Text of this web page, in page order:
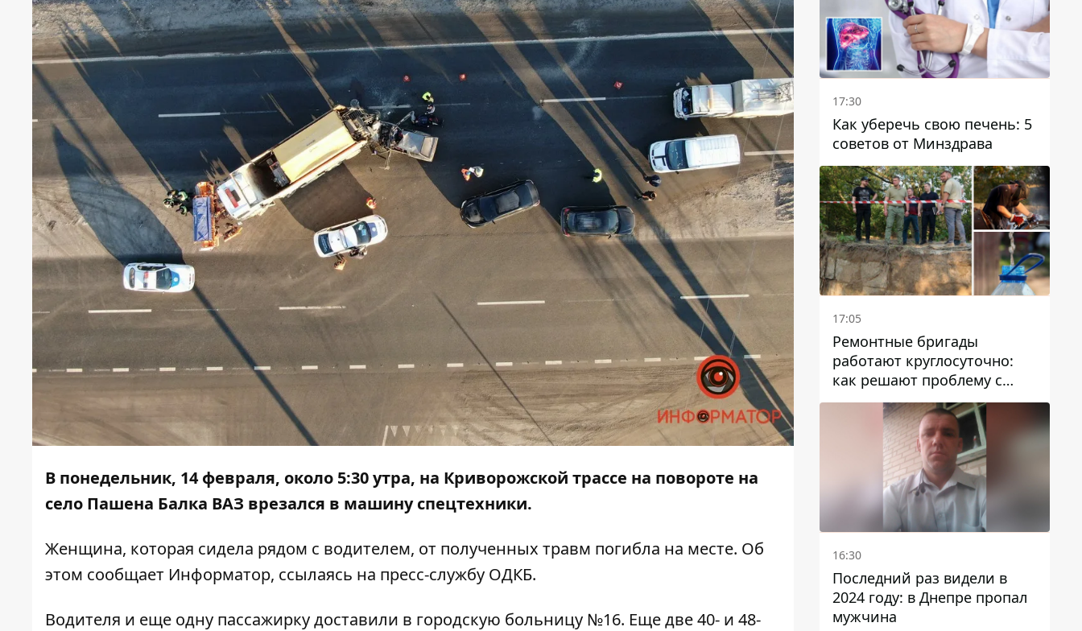
В понедельник, 14 февраля, около 5:30 утра, на Криворожской трассе на повороте на
село Пашена Балка ВАЗ врезался в машину спецтехники.
Женщина, которая сидела рядом с водителем, от полученных травм погибла на месте. Об
этом сообщает Информатор, ссылаясь на пресс-службу ОДКБ.
Водителя и еще одну пассажирку доставили в городскую больницу №16. Еще две 40- и 48-
17:30
Как уберечь свою печень: 5
советов от Минздрава
17:05
Ремонтные бригады
работают круглосуточно:
как решают проблему с
водой в Марганецкой
громаде
16:30
Последний раз видели в
2024 году: в Днепре пропал
мужчина